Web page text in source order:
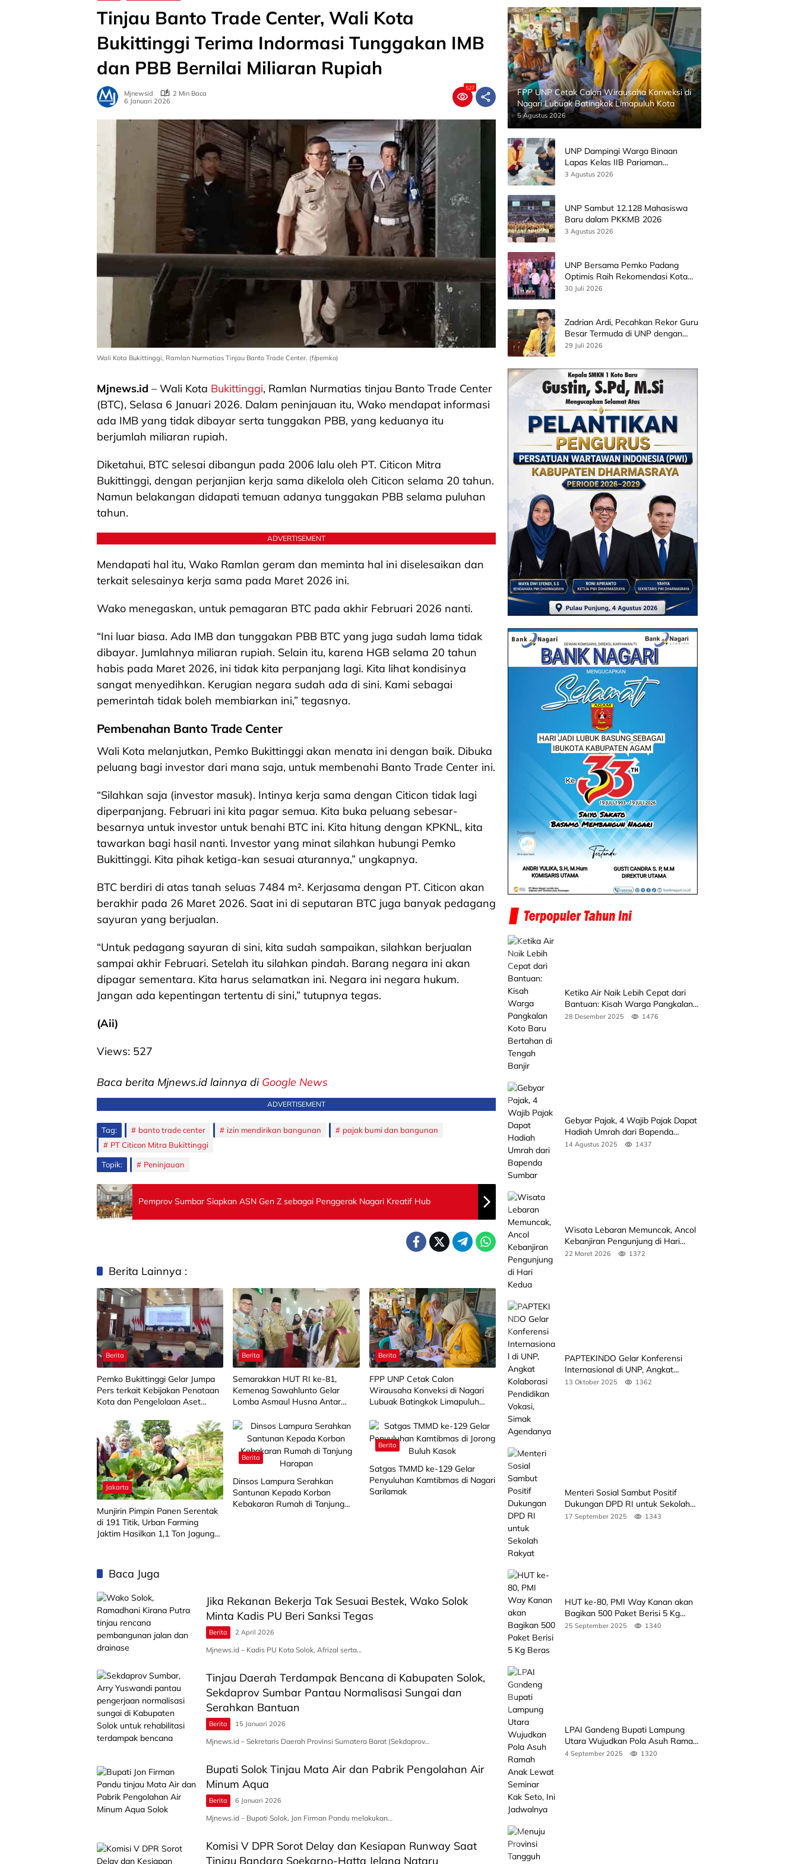
Tinjau Banto Trade Center, Wali Kota
Bukittinggi Terima Indormasi Tunggakan IMB
dan PBB Bernilai Miliaran Rupiah
Mjnewsid
2 Min Baca
6 Januari 2026
527
Wali Kota Bukittinggi, Ramlan Nurmatias Tinjau Banto Trade Center. (f/pemko)
Mjnews.id – Wali Kota Bukittinggi, Ramlan Nurmatias tinjau Banto Trade Center
(BTC), Selasa 6 Januari 2026. Dalam peninjauan itu, Wako mendapat informasi
ada IMB yang tidak dibayar serta tunggakan PBB, yang keduanya itu
berjumlah miliaran rupiah.
Diketahui, BTC selesai dibangun pada 2006 lalu oleh PT. Citicon Mitra
Bukittinggi, dengan perjanjian kerja sama dikelola oleh Citicon selama 20 tahun.
Namun belakangan didapati temuan adanya tunggakan PBB selama puluhan
tahun.
ADVERTISEMENT
Mendapati hal itu, Wako Ramlan geram dan meminta hal ini diselesaikan dan
terkait selesainya kerja sama pada Maret 2026 ini.
Wako menegaskan, untuk pemagaran BTC pada akhir Februari 2026 nanti.
“Ini luar biasa. Ada IMB dan tunggakan PBB BTC yang juga sudah lama tidak
dibayar. Jumlahnya miliaran rupiah. Selain itu, karena HGB selama 20 tahun
habis pada Maret 2026, ini tidak kita perpanjang lagi. Kita lihat kondisinya
sangat menyedihkan. Kerugian negara sudah ada di sini. Kami sebagai
pemerintah tidak boleh membiarkan ini,” tegasnya.
Pembenahan Banto Trade Center
Wali Kota melanjutkan, Pemko Bukittinggi akan menata ini dengan baik. Dibuka
peluang bagi investor dari mana saja, untuk membenahi Banto Trade Center ini.
“Silahkan saja (investor masuk). Intinya kerja sama dengan Citicon tidak lagi
diperpanjang. Februari ini kita pagar semua. Kita buka peluang sebesar-
besarnya untuk investor untuk benahi BTC ini. Kita hitung dengan KPKNL, kita
tawarkan bagi hasil nanti. Investor yang minat silahkan hubungi Pemko
Bukittinggi. Kita pihak ketiga-kan sesuai aturannya,” ungkapnya.
BTC berdiri di atas tanah seluas 7484 m². Kerjasama dengan PT. Citicon akan
berakhir pada 26 Maret 2026. Saat ini di seputaran BTC juga banyak pedagang
sayuran yang berjualan.
“Untuk pedagang sayuran di sini, kita sudah sampaikan, silahkan berjualan
sampai akhir Februari. Setelah itu silahkan pindah. Barang negara ini akan
dipagar sementara. Kita harus selamatkan ini. Negara ini negara hukum.
Jangan ada kepentingan tertentu di sini,” tutupnya tegas.
(Aii)
Views: 527
Baca berita Mjnews.id lainnya di Google News
ADVERTISEMENT
Tag: banto trade center izin mendirikan bangunan
pajak bumi dan bangunan
PT Citicon Mitra Bukittinggi
Topik: Peninjauan
Pemprov Sumbar Siapkan ASN Gen Z sebagai Penggerak Nagari Kreatif Hub
Berita Lainnya :
Berita
Pemko Bukittinggi Gelar Jumpa
Pers terkait Kebijakan Penataan
Kota dan Pengelolaan Aset
Berita
Semarakkan HUT RI ke-81,
Kemenag Sawahlunto Gelar
Lomba Asmaul Husna Antar
Berita
FPP UNP Cetak Calon
Wirausaha Konveksi di Nagari
Lubuak Batingkok Limapuluh
Jakarta
Munjirin Pimpin Panen Serentak
di 191 Titik, Urban Farming
Jaktim Hasilkan 1,1 Ton Jagung
Berita
Dinsos Lampura Serahkan
Santunan Kepada Korban
Kebakaran Rumah di Tanjung
Berita
Satgas TMMD ke-129 Gelar
Penyuluhan Kamtibmas di Nagari
Sarilamak
Baca Juga
Jika Rekanan Bekerja Tak Sesuai Bestek, Wako Solok
Minta Kadis PU Beri Sanksi Tegas
Berita 2 April 2026
Mjnews.id – Kadis PU Kota Solok, Afrizal serta…
Tinjau Daerah Terdampak Bencana di Kabupaten Solok,
Sekdaprov Sumbar Pantau Normalisasi Sungai dan
Serahkan Bantuan
Berita 15 Januari 2026
Mjnews.id – Sekretaris Daerah Provinsi Sumatera Barat (Sekdaprov…
Bupati Solok Tinjau Mata Air dan Pabrik Pengolahan Air
Minum Aqua
Berita 6 Januari 2026
Mjnews.id – Bupati Solok, Jon Firman Pandu melakukan…
Komisi V DPR Sorot Delay dan Kesiapan Runway Saat
Tinjau Bandara Soekarno-Hatta Jelang Nataru
FPP UNP Cetak Calon Wirausaha Konveksi di
Nagari Lubuak Batingkok Limapuluh Kota
5 Agustus 2026
UNP Dampingi Warga Binaan
Lapas Kelas IIB Pariaman
Kembangkan Produk Kreatif
3 Agustus 2026
UNP Sambut 12.128 Mahasiswa
Baru dalam PKKMB 2026
3 Agustus 2026
UNP Bersama Pemko Padang
Optimis Raih Rekomendasi Kota
Gastronomi UNESCO
30 Juli 2026
Zadrian Ardi, Pecahkan Rekor Guru
Besar Termuda di UNP dengan
Riset Stress Akademik
29 Juli 2026
Ketika Air Naik Lebih Cepat dari
Bantuan: Kisah Warga Pangkalan
Koto Baru Bertahan di Tengah
28 Desember 2025 1476
Gebyar Pajak, 4 Wajib Pajak Dapat
Hadiah Umrah dari Bapenda
Sumbar
14 Agustus 2025 1437
Wisata Lebaran Memuncak, Ancol
Kebanjiran Pengunjung di Hari
Kedua
22 Maret 2026 1372
PAPTEKINDO Gelar Konferensi
Internasional di UNP, Angkat
Kolaborasi Pendidikan Vokasi,
13 Oktober 2025 1362
Menteri Sosial Sambut Positif
Dukungan DPD RI untuk Sekolah
Rakyat
17 September 2025 1343
HUT ke-80, PMI Way Kanan akan
Bagikan 500 Paket Berisi 5 Kg
Beras
25 September 2025 1340
LPAI Gandeng Bupati Lampung
Utara Wujudkan Pola Asuh Ramah
Anak Lewat Seminar Kak Seto, Ini
4 September 2025 1320